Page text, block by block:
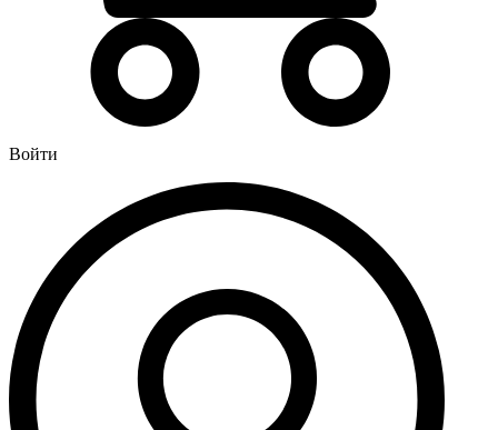
Войти
Газовые водонагреватели
Электрические водонагреватели накопительные
Магистральные фильтры для воды
Фильтры для воды под мойку
Водоснабжение
Кран шаровый
Крепеж для монтажных труб
Металлопластиковые трубы и фитинги (обжим евростандарт)
Развернуть